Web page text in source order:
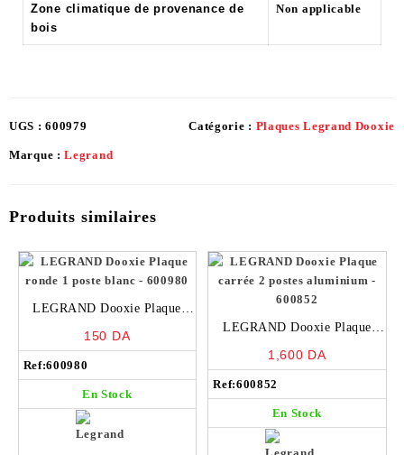
Zone climatique de provenance de
bois
Non applicable
UGS :600979 Catégorie : Plaques Legrand Dooxie
Marque :Legrand
Produits similaires
LEGRAND Dooxie Plaque
150 DA
Ref:600980
En Stock
LEGRAND Dooxie Plaque
600852
1,600 DA
Ref:600852
En Stock